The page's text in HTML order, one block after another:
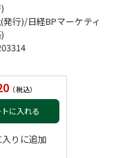
発行)/日経BPマーケティ
（税込）
に入れる
りに追加